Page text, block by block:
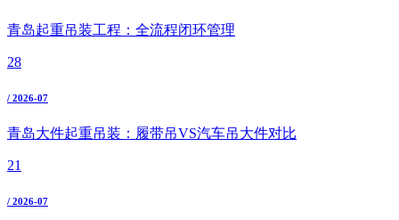
青岛起重吊装工程：全流程闭环管理
28
/ 2026-07
青岛大件起重吊装：履带吊VS汽车吊大件对比
21
/ 2026-07